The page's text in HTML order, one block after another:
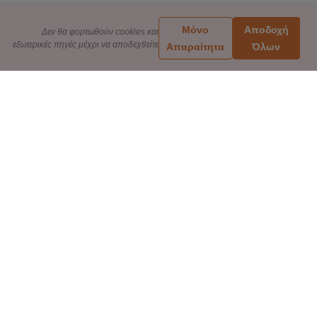
Δεν θα φορτωθούν cookies και
εξωτερικές πηγές μέχρι να αποδεχθείτε
Μόνο
Απαραίτητα
Αποδοχή
Όλων